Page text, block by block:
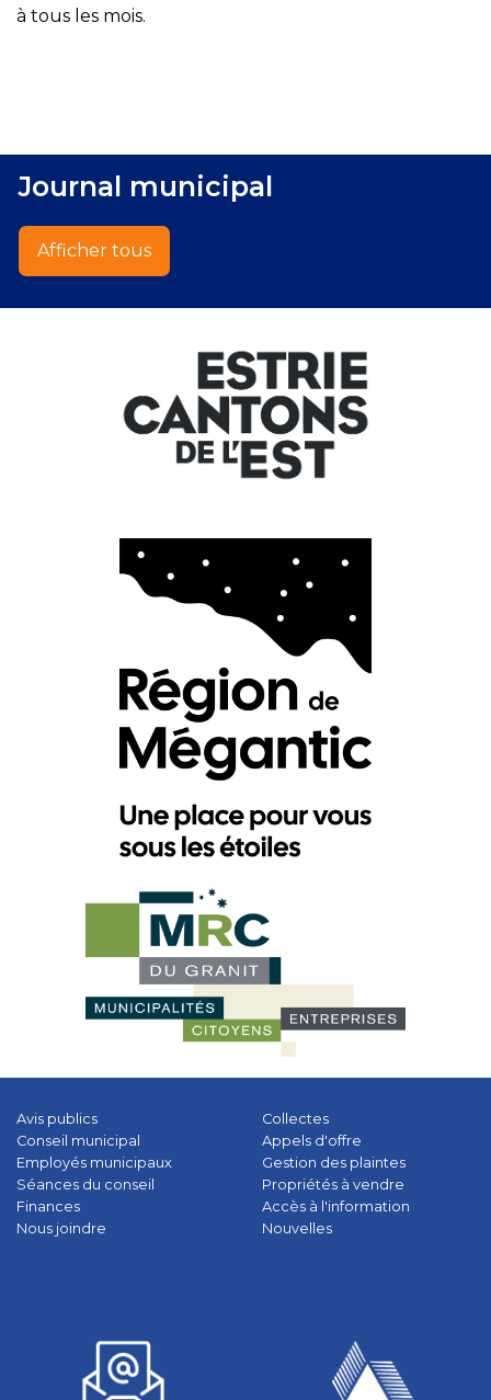
à tous les mois.
Journal municipal
Afficher tous
Avis publics
Conseil municipal
Employés municipaux
Séances du conseil
Finances
Nous joindre
Collectes
Appels d'offre
Gestion des plaintes
Propriétés à vendre
Accès à l'information
Nouvelles